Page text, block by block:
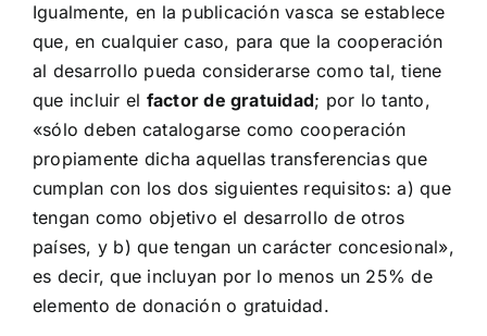
Igualmente, en la publicación vasca se establece
que, en cualquier caso, para que la cooperación
al desarrollo pueda considerarse como tal, tiene
que incluir el factor de gratuidad; por lo tanto,
«sólo deben catalogarse como cooperación
propiamente dicha aquellas transferencias que
cumplan con los dos siguientes requisitos: a) que
tengan como objetivo el desarrollo de otros
países, y b) que tengan un carácter concesional»,
es decir, que incluyan por lo menos un 25% de
elemento de donación o gratuidad.